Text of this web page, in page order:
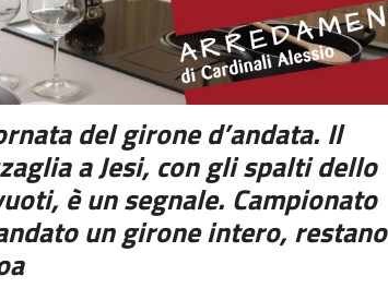
del girone d’andata. Il
a Jesi, con gli spalti dello
è un segnale. Campionato
un girone intero, restano